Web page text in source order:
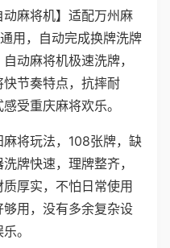
动麻将机】适配万州麻
用，自动完成换牌洗牌
动麻将机极速洗牌，
节奏特点，抗摔耐
受重庆麻将欢乐。
将玩法，108张牌，缺
牌快速，理牌整齐，
厚实，不怕日常使用
用，没有多余复杂设
。